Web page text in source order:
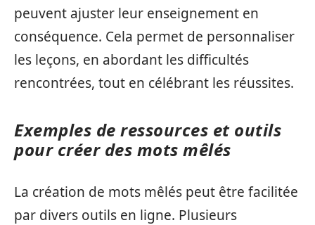
peuvent ajuster leur enseignement en
conséquence. Cela permet de personnaliser
les leçons, en abordant les difficultés
rencontrées, tout en célébrant les réussites.
Exemples de ressources et outils
pour créer des mots mêlés
La création de mots mêlés peut être facilitée
par divers outils en ligne. Plusieurs